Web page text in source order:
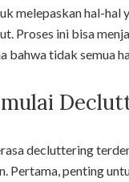
melepaskan hal-hal
Proses ini bisa
bahwa tidak semua
decluttering
Pertama, penting